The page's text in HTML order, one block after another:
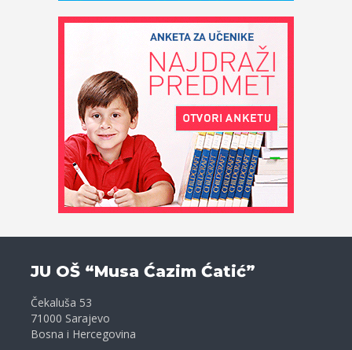
JU OŠ “Musa Ćazim Ćatić”
Čekaluša 53
71000 Sarajevo
Bosna i Hercegovina